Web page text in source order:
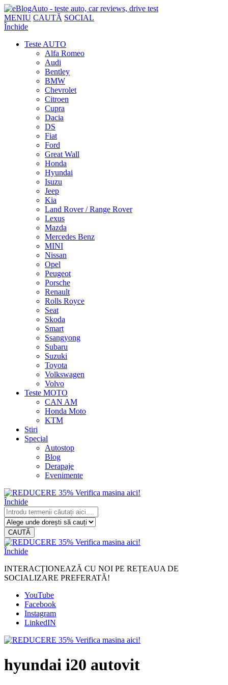
MENIU CAUTĂ SOCIAL
Închide
Teste AUTO
Alfa Romeo
Audi
Bentley
BMW
Chevrolet
Citroen
Cupra
Dacia
DS
Fiat
Ford
Great Wall
Honda
Hyundai
Isuzu
Jeep
Kia
Land Rover / Range Rover
Lexus
Mazda
Mercedes Benz
MINI
Nissan
Opel
Peugeot
Porsche
Renault
Rolls Royce
Seat
Skoda
Smart
Ssangyong
Subaru
Suzuki
Toyota
Volkswagen
Volvo
Teste MOTO
CAN AM
Honda Moto
KTM
Stiri
Special
Autostop
Blog
Derapaje
Evenimente
Închide
CAUTĂ
Închide
INTERACȚIONEAZĂ CU NOI PE REȚEAUA DE
SOCIALIZARE PREFERATĂ!
YouTube
Facebook
Instagram
LinkedIN
hyundai i20 autovit